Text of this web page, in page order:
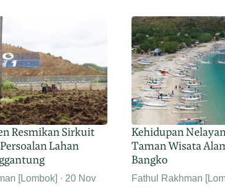
Resmikan Sirkuit
Lahan
[Lombok]
20 Nov
Kehidupan
Taman Wisata
Bangko
Fathul Rakhman